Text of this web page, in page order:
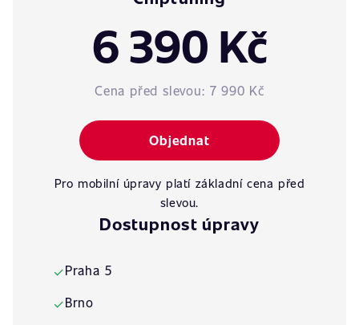
6 390 Kč
Cena před slevou: 7 990 Kč
Objednat
Pro mobilní úpravy platí základní cena před
slevou.
Dostupnost úpravy
✓Praha 5
✓Brno